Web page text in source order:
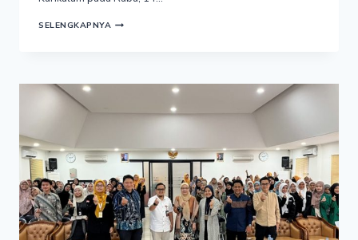
SELENGKAPNYA PRODI
JAKARTA
REVIEW
S1
DAN
S2